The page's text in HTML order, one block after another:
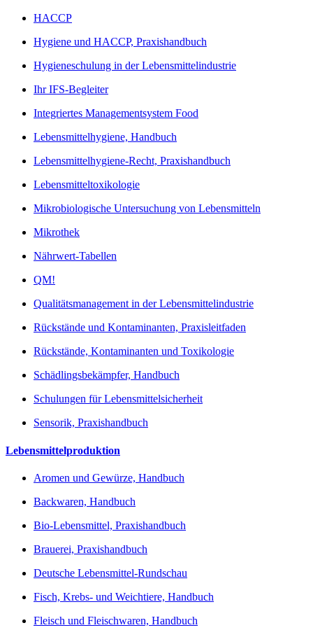
HACCP
Hygiene und HACCP, Praxishandbuch
Hygieneschulung in der Lebensmittelindustrie
Ihr IFS-Begleiter
Integriertes Managementsystem Food
Lebensmittelhygiene, Handbuch
Lebensmittelhygiene-Recht, Praxishandbuch
Lebensmitteltoxikologie
Mikrobiologische Untersuchung von Lebensmitteln
Mikrothek
Nährwert-Tabellen
QM!
Qualitätsmanagement in der Lebensmittelindustrie
Rückstände und Kontaminanten, Praxisleitfaden
Rückstände, Kontaminanten und Toxikologie
Schädlingsbekämpfer, Handbuch
Schulungen für Lebensmittelsicherheit
Sensorik, Praxishandbuch
Lebensmittelproduktion
Aromen und Gewürze, Handbuch
Backwaren, Handbuch
Bio-Lebensmittel, Praxishandbuch
Brauerei, Praxishandbuch
Deutsche Lebensmittel-Rundschau
Fisch, Krebs- und Weichtiere, Handbuch
Fleisch und Fleischwaren, Handbuch